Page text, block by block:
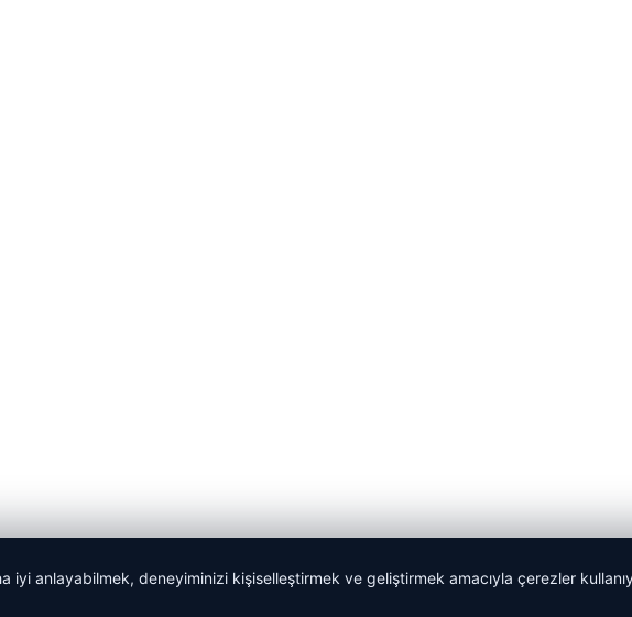
iyi anlayabilmek, deneyiminizi kişiselleştirmek ve geliştirmek amacıyla çerezler